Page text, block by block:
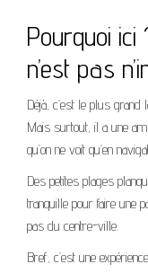
Pourquoi
n’est pas
Déjà, c’est le plus grand
Mais surtout, il a une
qu’on ne voit qu’en
Des petites plages
tranquille pour faire une
pas du centre-ville.
Bref, c’est une